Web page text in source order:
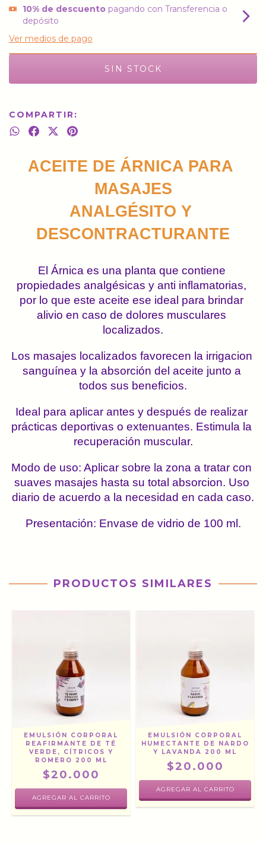
10% de descuentopagando con Transferencia o
depósito
Ver medios de pago
COMPARTIR:
ACEITE DE ÁRNICA PARA
MASAJES
ANALGÉSITO Y
DESCONTRACTURANTE
El Árnica es una planta que contiene
propiedades analgésicas y anti inflamatorias,
por lo que este aceite ese ideal para brindar
alivio en caso de dolores musculares
localizados.
Los masajes localizados favorecen la irrigacion
sanguínea y la absorción del aceite junto a
todos sus beneficios.
Ideal para aplicar antes y después de realizar
prácticas deportivas o extenuantes. Estimula la
recuperación muscular.
Modo de uso: Aplicar sobre la zona a tratar con
suaves masajes hasta su total absorcion. Uso
diario de acuerdo a la necesidad en cada caso.
Presentación: Envase de vidrio de 100 ml.
PRODUCTOS SIMILARES
EMULSIÓN CORPORAL
REAFIRMANTE DE TÉ
VERDE, CÍTRICOS Y
ROMERO 200 ML
$20.000
EMULSIÓN CORPORAL
HUMECTANTE DE NARDO
Y LAVANDA 200 ML
$20.000